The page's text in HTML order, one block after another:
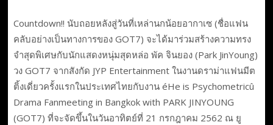
Countdown!! นับถอยหลังสู่วันที่เหล่านกน้อยอากาเซ (ชื่อแฟน
คลับอย่างเป็นทางการของ GOT7) จะได้มาร่วมสร้างความทรง
จำสุดพิเศษกับนักแสดงหนุ่มสุดหล่อ พัค จินยอง (Park JinYoung)
วง GOT7 จากสังกัด JYP Entertainment ในงานดราม่าแฟนมีต
ติ้งเดี่ยวครั้งแรกในประเทศไทยกับงาน éHe is Psychometricû
Drama Fanmeeting in Bangkok with PARK JINYOUNG
(GOT7) ที่จะจัดขึ้นในวันอาทิตย์ที่ 21 กรกฎาคม 2562 ณ ยู